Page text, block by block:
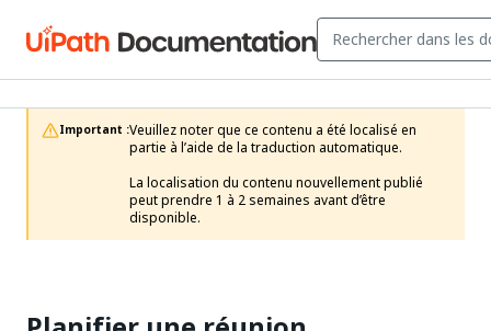
Important :Veuillez noter que ce contenu a été localisé en
partie à l’aide de la traduction automatique.
La localisation du contenu nouvellement publié
peut prendre 1 à 2 semaines avant d’être
disponible.